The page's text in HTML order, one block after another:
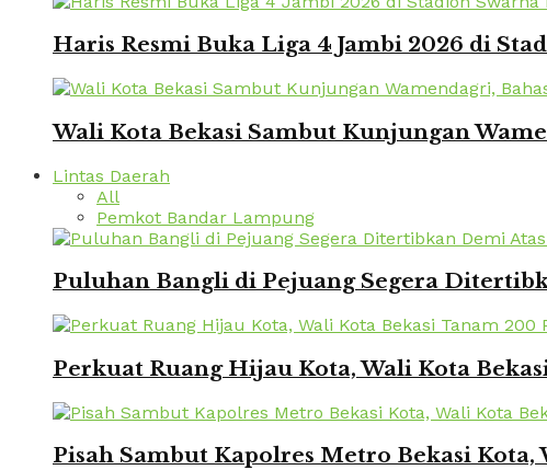
Haris Resmi Buka Liga 4 Jambi 2026 di
Wali Kota Bekasi Sambut Kunjungan
Lintas Daerah
All
Pemkot Bandar Lampung
Puluhan Bangli di Pejuang Segera
Perkuat Ruang Hijau Kota, Wali Kota
Pisah Sambut Kapolres Metro Bekasi